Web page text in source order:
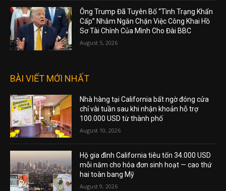
Ông Trump Đã Tuyên Bố “Tình Trạng Khẩn
Cấp” Nhằm Ngăn Chặn Việc Công Khai Hồ
Sơ Tài Chính Của Mình Cho Đài BBC
August 5, 2026
BÀI VIẾT MỚI NHẤT
Nhà hàng tại California bất ngờ đóng cửa
chỉ vài tuần sau khi nhận khoản hỗ trợ
100.000 USD từ thành phố
August 10, 2026
Hộ gia đình California tiêu tốn 34.000 USD
mỗi năm cho hóa đơn sinh hoạt — cao thứ
hai toàn bang Mỹ
August 9, 2026